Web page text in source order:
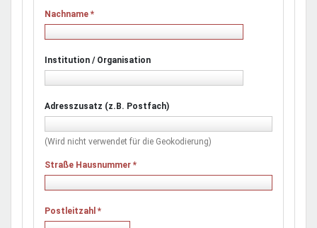
Nachname *
Institution / Organisation
Adresszusatz (z.B. Postfach)
(Wird nicht verwendet für die Geokodierung)
Straße Hausnummer *
Postleitzahl *